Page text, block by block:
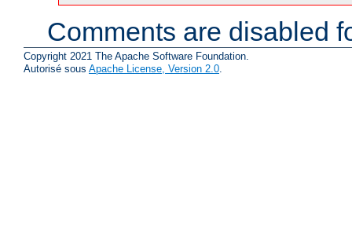
Comments are disabled
Copyright 2021 The Apache Software Foundation.
Autorisé sous Apache License, Version 2.0